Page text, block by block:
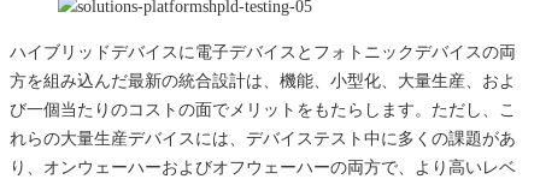
ハイブリッドデバイスに電子デバイスとフォトニックデバイスの両
方を組み込んだ最新の統合設計は、機能、小型化、大量生産、およ
び一個当たりのコストの面でメリットをもたらします。ただし、こ
れらの大量生産デバイスには、デバイステスト中に多くの課題があ
り、オンウェーハーおよびオフウェーハーの両方で、より高いレベ